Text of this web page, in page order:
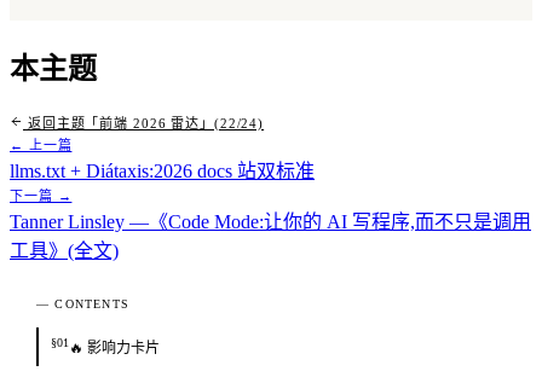
本主题
返回主题「前端 2026 雷达」(22/24)
← 上一篇
llms.txt + Diátaxis:2026 docs 站双标准
下一篇 →
Tanner Linsley —《Code Mode:让你的 AI 写程序,而不只是调用
工具》(全文)
— CONTENTS
§01 🔥 影响力卡片